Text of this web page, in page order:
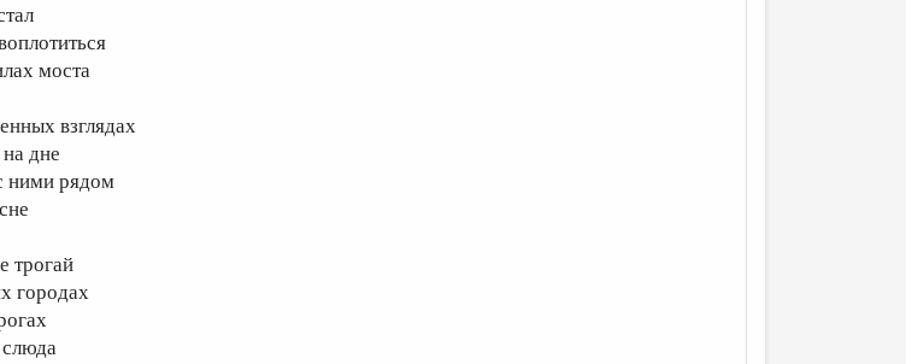
моста
взглядах
дне
ними рядом
трогай
городах
слюда